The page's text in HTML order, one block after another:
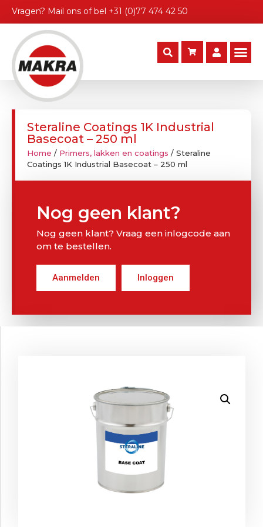
Vragen? Mail ons of bel +31 (0)77 474 42 50
Steraline Coatings 1K Industrial
Basecoat – 250 ml
Home / Primers, lakken en coatings / Steraline
Coatings 1K Industrial Basecoat – 250 ml
Nog geen klant?
Nog geen klant? Vraag een inlogcode aan
om te bestellen.
Aanmelden Inloggen